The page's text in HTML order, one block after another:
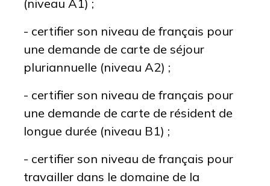
(niveau A1) ;
- certifier son niveau de français pour
une demande de carte de séjour
pluriannuelle (niveau A2) ;
- certifier son niveau de français pour
une demande de carte de résident de
longue durée (niveau B1) ;
- certifier son niveau de français pour
travailler dans le domaine de la